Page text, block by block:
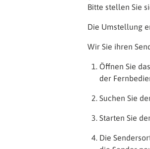
Bitte stellen Sie
Die Umstellung
Wir Sie ihren
Öffnen Sie
der
Suchen Sie
Starten Sie
Die